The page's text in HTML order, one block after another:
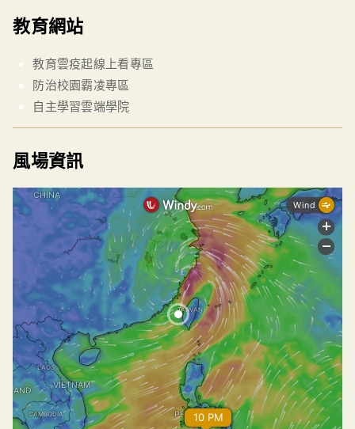
教育網站
教育雲疫起線上看專區
防治校園霸凌專區
自主學習雲端學院
風場資訊